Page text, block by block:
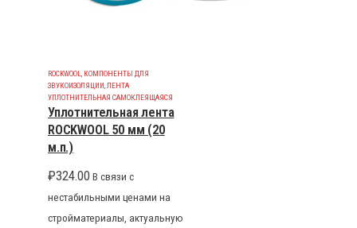
ROCKWOOL
КОМПОНЕНТЫ ДЛЯ
ЗВУКОИЗОЛЯЦИИ ЛЕНТА
УПЛОТНИТЕЛЬНАЯ САМОКЛЕЯЩАЯСЯ
Уплотнительная лента
ROCKWOOL 50 мм (20
м.п.)
₽324.00 В связи с
нестабильными ценами на
стройматериалы, актуальную